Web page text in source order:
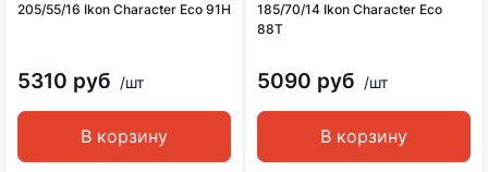
205/55/16 Ikon Character Eco 91H
5310 руб /шт
В корзину
185/70/14 Ikon Character Eco
88T
5090 руб /шт
В корзину